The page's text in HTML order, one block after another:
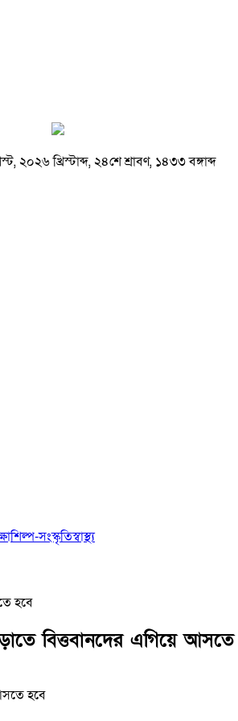
খ্রিস্টাব্দ, ২৪শে শ্রাবণ, ১৪৩৩ বঙ্গাব্দ
শিল্প-সংস্কৃতিস্বাস্থ্য
হবে
বিত্তবানদের এগিয়ে